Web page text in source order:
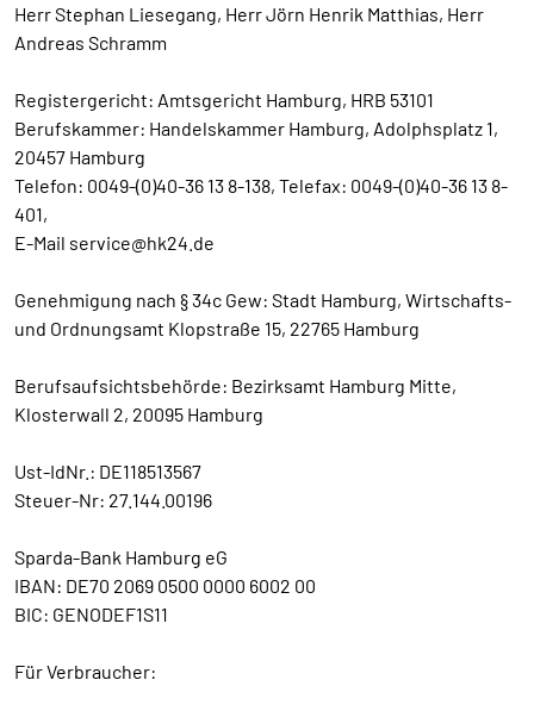
Herr Stephan Liesegang, Herr Jörn Henrik Matthias, Herr
Andreas Schramm
Registergericht: Amtsgericht Hamburg, HRB 53101
Berufskammer: Handelskammer Hamburg, Adolphsplatz 1,
20457 Hamburg
Telefon: 0049-(0)40-36 13 8-138, Telefax: 0049-(0)40-36 13 8-
401,
E-Mail service@hk24.de
Genehmigung nach § 34c Gew: Stadt Hamburg, Wirtschafts-
und Ordnungsamt Klopstraße 15, 22765 Hamburg
Berufsaufsichtsbehörde: Bezirksamt Hamburg Mitte,
Klosterwall 2, 20095 Hamburg
Ust-IdNr.: DE118513567
Steuer-Nr: 27.144.00196
Sparda-Bank Hamburg eG
IBAN: DE70 2069 0500 0000 6002 00
BIC: GENODEF1S11
Für Verbraucher: